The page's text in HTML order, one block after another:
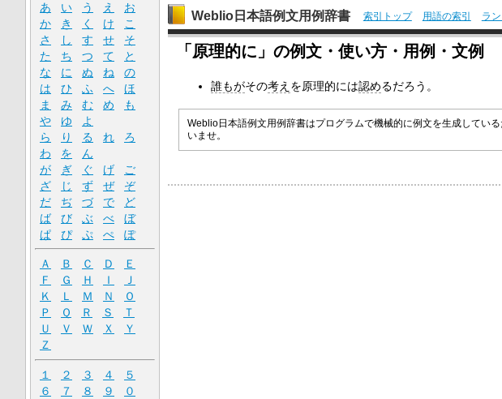
Weblio日本語例文用例辞書 索引トップ 用語の索引 ラ
「原理的に」の例文・使い方・用例・文例
誰もがその考え を原理的には認めるだろう。
Weblio日本語例文用例辞書はプログラムで機械的に例文を生成してい
いませ。
あ い う え
お
か
き く け
こ
さ
し す せ
そ
た
ち つ て
と
な
に ぬ ね
の
は
ひ ふ へ
ほ
ま
み む め
も
や
ゆ
よ
ら
り る れ
ろ
わ
を
ん
が
ぎ ぐ げ
ご
ざ
じ ず ぜ
ぞ
だ
ぢ づ で
ど
ば
び ぶ べ
ぼ
ぱ
ぴ ぷ ぺ ぽ
Ａ Ｂ Ｃ Ｄ
Ｅ
Ｆ
Ｇ Ｈ Ｉ
Ｊ
Ｋ
Ｌ Ｍ Ｎ
Ｏ
Ｐ
Ｑ Ｒ Ｓ
Ｔ
Ｕ
Ｖ Ｗ Ｘ
Ｙ
Ｚ
１ ２ ３ ４
５
６
７ ８ ９ ０